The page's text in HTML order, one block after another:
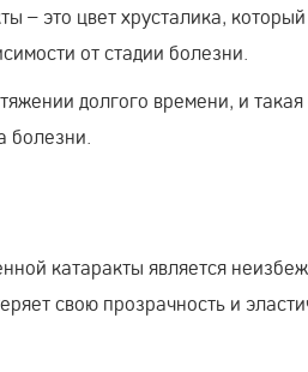
– это цвет хрусталика,
от стадии болезни.
долгого времени, и
катаракты является
свою прозрачность и